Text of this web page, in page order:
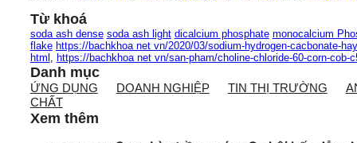
Từ khoá
soda ash dense soda ash light dicalcium phosphate monocalcium
flake https://bachkhoa net vn/2020/03/sodium-hydrogen-cacbonate-
html , https://bachkhoa net vn/san-pham/choline-chloride-60-corn-cob-
Danh mục
ỨNG DỤNG DOANH NGHIỆP TIN THỊ TRƯỜNG
CHẤT
Xem thêm